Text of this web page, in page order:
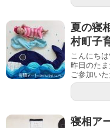
夏の寝
村町子
こんにち
昨日のた
ご参加い
寝相ア